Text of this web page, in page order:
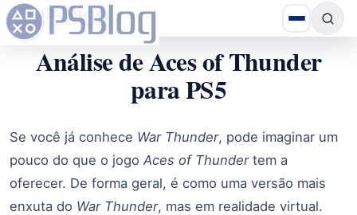
Análise de Aces of Thunder
para PS5
Se você já conhece War Thunder, pode imaginar um
pouco do que o jogo Aces of Thundertem a
oferecer. De forma geral, é como uma versão mais
enxuta do War Thunder, mas em realidade virtual.